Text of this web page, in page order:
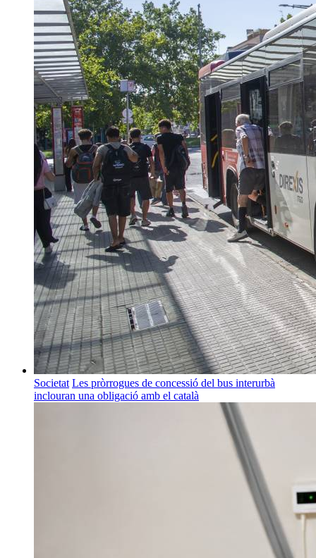
Societat Les pròrrogues de concessió del bus interurbà
inclouran una obligació amb el català